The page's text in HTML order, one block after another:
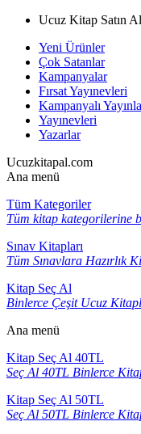
Ucuz Kitap Satın
Yeni Ürünler
Çok Satanlar
Kampanyalar
Fırsat Yayınevleri
Kampanyalı
Yayınevleri
Yazarlar
Ucuzkitapal.com
Ana menü
Tüm Kategoriler
Tüm kitap kategorilerine
Sınav Kitapları
Tüm Sınavlara Hazırlık
Kitap Seç Al
Binlerce Çeşit Ucuz
Ana menü
Kitap Seç Al 40TL
Seç Al 40TL Binlerce
Kitap Seç Al 50TL
Seç Al 50TL Binlerce